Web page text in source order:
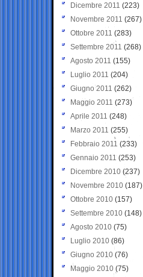
Dicembre 2011 (223)
Novembre 2011 (267)
Ottobre 2011 (283)
Settembre 2011 (268)
Agosto 2011 (155)
Luglio 2011 (204)
Giugno 2011 (262)
Maggio 2011 (273)
Aprile 2011 (248)
Marzo 2011 (255)
Febbraio 2011 (233)
Gennaio 2011 (253)
Dicembre 2010 (237)
Novembre 2010 (187)
Ottobre 2010 (157)
Settembre 2010 (148)
Agosto 2010 (75)
Luglio 2010 (86)
Giugno 2010 (76)
Maggio 2010 (75)